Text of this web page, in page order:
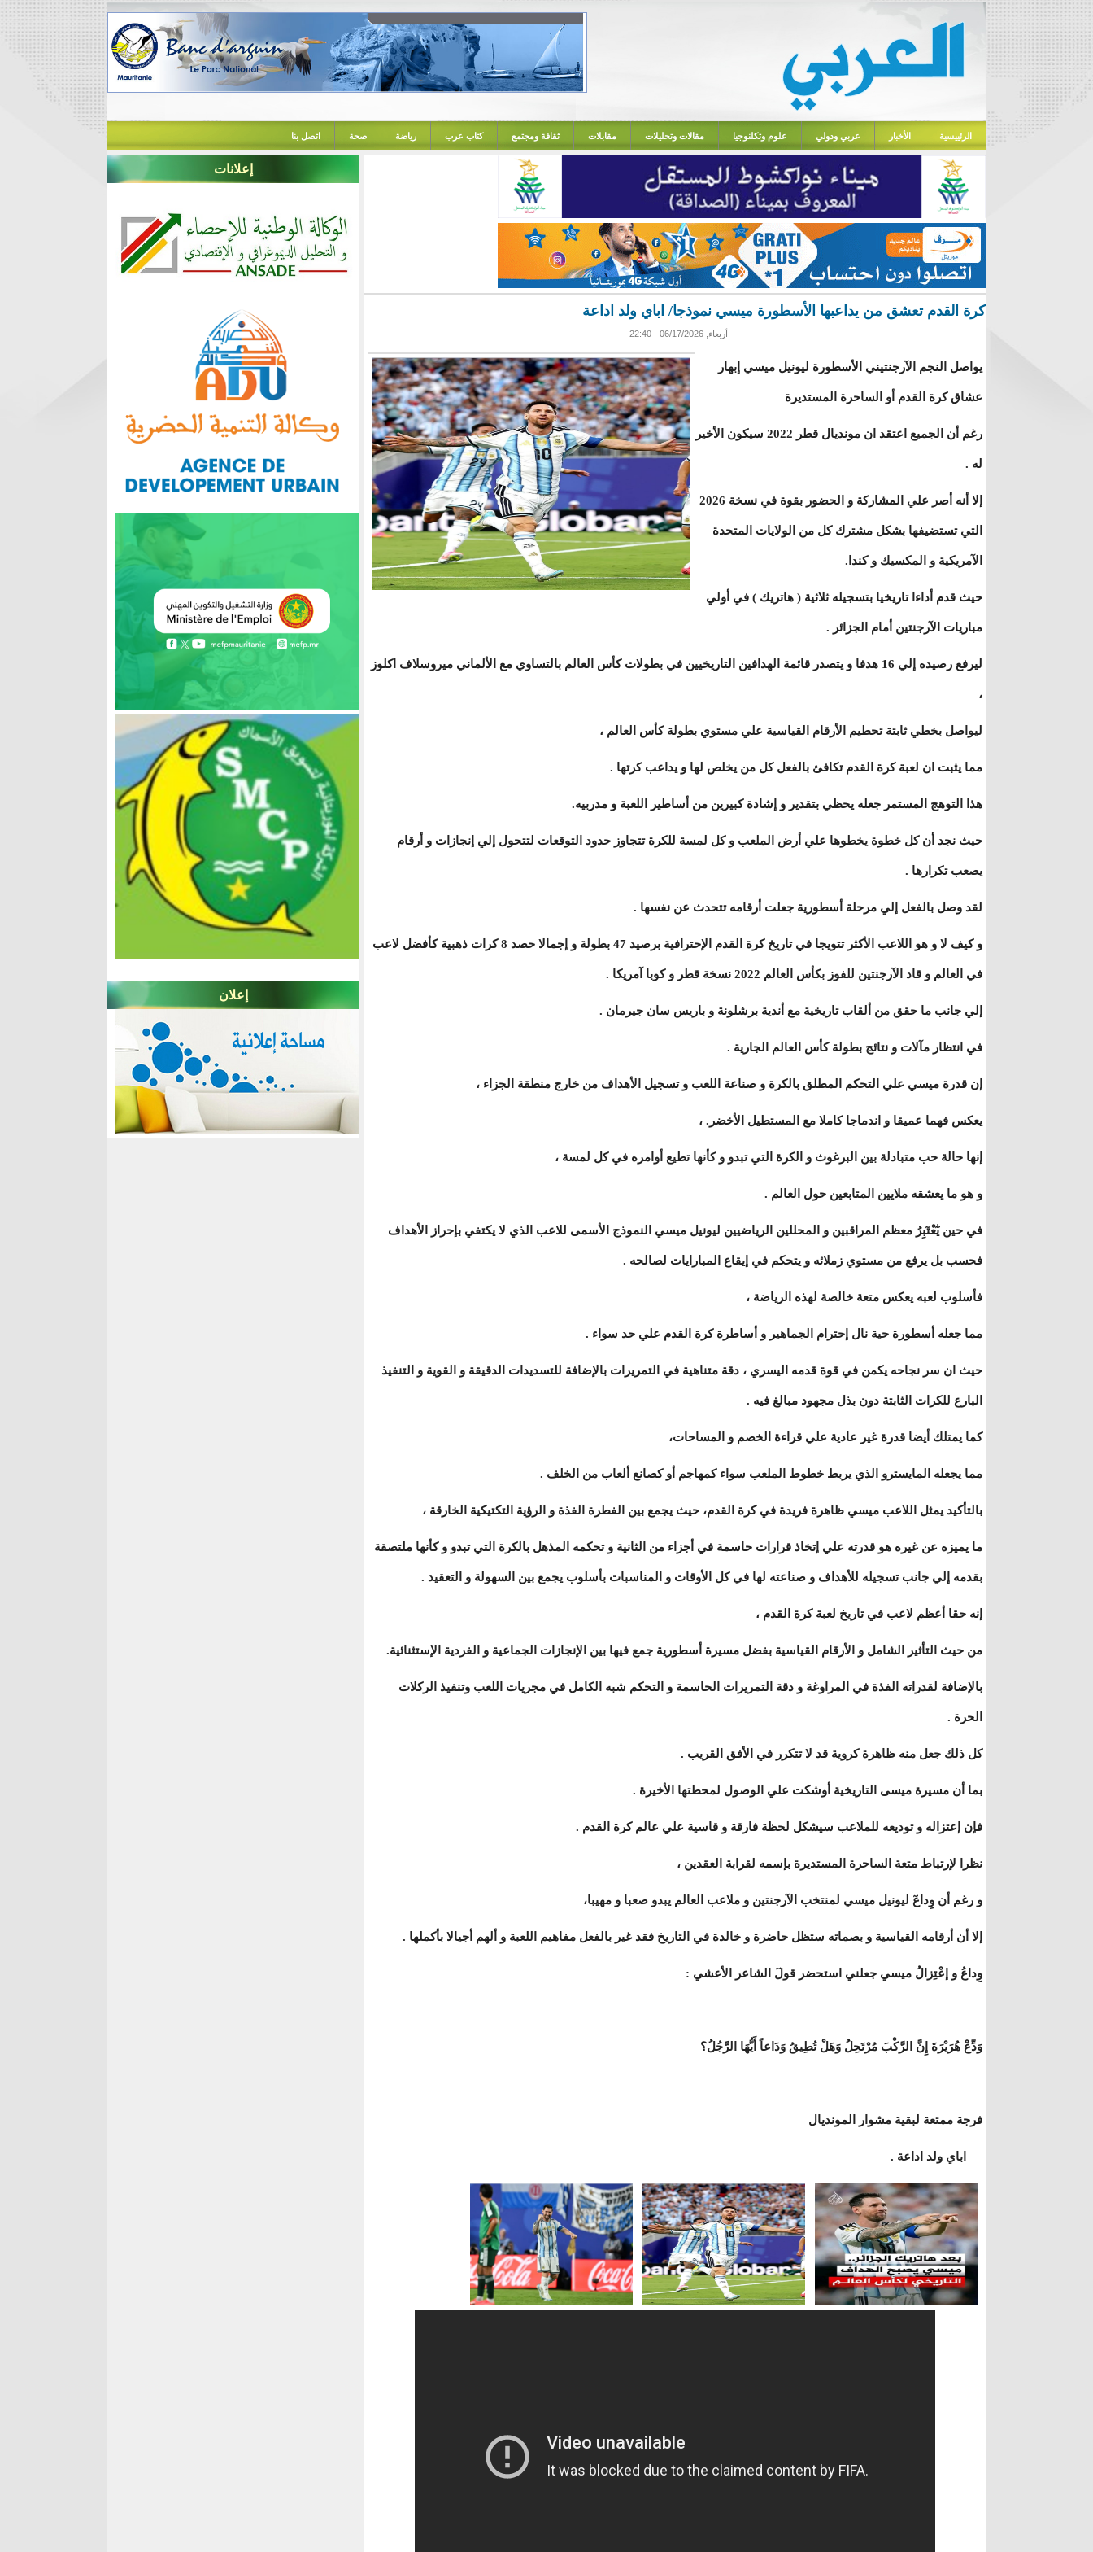
الرئييسية الأخبار عربي ودولي علوم وتكلنوجيا مقالات وتحليلات مقابلات ثقافة ومجتمع كتاب عرب رياضة صحة اتصل بنا
كرة القدم تعشق من يداعبها الأسطورة ميسي نموذجا/ اباي ولد اداعة
أربعاء, 06/17/2026 - 22:40
يواصل النجم الآرجنتيني الأسطورة ليونيل ميسي إبهار
عشاق كرة القدم أو الساحرة المستديرة
رغم أن الجميع اعتقد ان مونديال قطر 2022 سيكون الأخير
له .
إلا أنه أصر علي المشاركة و الحضور بقوة في نسخة 2026
التي تستضيفها بشكل مشترك كل من الولايات المتحدة
الآمريكية و المكسيك و كندا.
حيث قدم أداءا تاريخيا بتسجيله ثلاثية ( هاتريك ) في أولي
مباريات الآرجنتين أمام الجزائر .
ليرفع رصيده إلي 16 هدفا و يتصدر قائمة الهدافين التاريخيين في بطولات كأس العالم بالتساوي مع الألماني ميروسلاف اكلوز
،
ليواصل بخطي ثابتة تحطيم الأرقام القياسية علي مستوي بطولة كأس العالم ،
مما يثبت ان لعبة كرة القدم تكافئ بالفعل كل من يخلص لها و يداعب كرتها .
هذا التوهج المستمر جعله يحظي بتقدير و إشادة كبيرين من أساطير اللعبة و مدربيه.
حيث نجد أن كل خطوة يخطوها علي أرض الملعب و كل لمسة للكرة تتجاوز حدود التوقعات لتتحول إلي إنجازات و أرقام
يصعب تكرارها .
لقد وصل بالفعل إلي مرحلة أسطورية جعلت أرقامه تتحدث عن نفسها .
و كيف لا و هو اللاعب الأكثر تتويجا في تاريخ كرة القدم الإحترافية برصيد 47 بطولة و إجمالا حصد 8 كرات ذهبية كأفضل لاعب
في العالم و قاد الآرجنتين للفوز بكأس العالم 2022 نسخة قطر و كوبا آمريكا .
إلي جانب ما حقق من ألقاب تاريخية مع أندية برشلونة و باريس سان جيرمان .
في انتظار مآلات و نتائج بطولة كأس العالم الجارية .
إن قدرة ميسي علي التحكم المطلق بالكرة و صناعة اللعب و تسجيل الأهداف من خارج منطقة الجزاء ،
يعكس فهما عميقا و اندماجا كاملا مع المستطيل الأخضر. ،
إنها حالة حب متبادلة بين البرغوث و الكرة التي تبدو و كأنها تطيع أوامره في كل لمسة ،
و هو ما يعشقه ملايين المتابعين حول العالم .
في حين يٰٓعْتٓبِرُ معظم المراقبين و المحللين الرياضيين ليونيل ميسي النموذج الأسمى للاعب الذي لا يكتفي بإحراز الأهداف
فحسب بل يرفع من مستوي زملائه و يتحكم في إيقاع المبارايات لصالحه .
فأسلوب لعبه يعكس متعة خالصة لهذه الرياضة ،
مما جعله أسطورة حية نال إحترام الجماهير و أساطرة كرة القدم علي حد سواء .
حيث ان سر نجاحه يكمن في قوة قدمه اليسري ، دقة متناهية في التمريرات بالإضافة للتسديدات الدقيقة و القوية و التنفيذ
البارع للكرات الثابتة دون بذل مجهود مبالغ فيه .
كما يمتلك أيضا قدرة غير عادية علي قراءة الخصم و المساحات،
مما يجعله المايسترو الذي يربط خطوط الملعب سواء كمهاجم أو كصانع ألعاب من الخلف .
بالتأكيد يمثل اللاعب ميسي ظاهرة فريدة في كرة القدم، حيث يجمع بين الفطرة الفذة و الرؤية التكتيكية الخارقة ،
ما يميزه عن غيره هو قدرته علي إتخاذ قرارات حاسمة في أجزاء من الثانية و تحكمه المذهل بالكرة التي تبدو و كأنها ملتصقة
بقدمه إلي جانب تسجيله للأهداف و صناعته لها في كل الأوقات و المناسبات بأسلوب يجمع بين السهولة و التعقيد .
إنه حقا أعظم لاعب في تاريخ لعبة كرة القدم ،
من حيث التأثير الشامل و الأرقام القياسية بفضل مسيرة أسطورية جمع فيها بين الإنجازات الجماعية و الفردية الإستثنائية.
بالإضافة لقدراته الفذة في المراوغة و دقة التمريرات الحاسمة و التحكم شبه الكامل في مجريات اللعب وتنفيذ الركلات
الحرة .
كل ذلك جعل منه ظاهرة كروية قد لا تتكرر في الأفق القريب .
بما أن مسيرة ميسى التاريخية أوشكت علي الوصول لمحطتها الأخيرة .
فإن إعتزاله و توديعه للملاعب سيشكل لحظة فارقة و قاسية علي عالم كرة القدم .
نظرا لإرتباط متعة الساحرة المستديرة بإسمه لقرابة العقدين ،
و رغم أن وِداعٓ ليونيل ميسي لمنتخب الآرجنتين و ملاعب العالم يبدو صعبا و مهيبا،
إلا أن أرقامه القياسية و بصماته ستظل حاضرة و خالدة في التاريخ فقد غير بالفعل مفاهيم اللعبة و ألهم أجيالا بأكملها .
وِداعُ و إعْتِزالُ ميسي جعلني استحضر قولٓ الشاعر الأعشي :
وَدِّعْ هُرَيْرَةَ إِنَّ الرَّكْبَ مُرْتَحِلُ وَهَلْ تُطِيقُ وَدَاعاً أَيُّهَا الرَّجُلُ؟
فرجة ممتعة لبقية مشوار المونديال
اباي ولد اداعة .
إعلانات
إعلان